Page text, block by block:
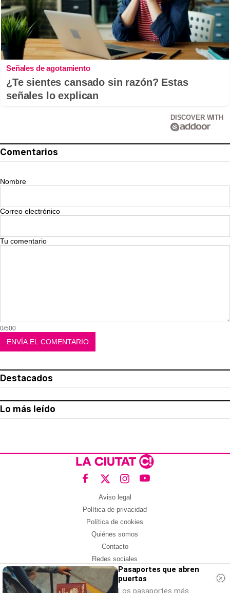
Señales de agotamiento
¿Te sientes cansado sin razón? Estas
señales lo explican
DISCOVER WITH
Comentarios
Nombre
Correo electrónico
Tu comentario
0/500
Destacados
Lo más leído
Aviso legal
Política de privacidad
Política de cookies
Quiénes somos
Contacto
Redes sociales
Con la colaboración de:
Pasaportes que abren
puertas
Los pasaportes más